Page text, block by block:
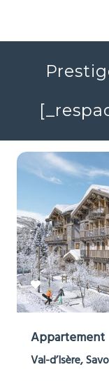
Chalet alpin
Morzine,
Prestige Ski